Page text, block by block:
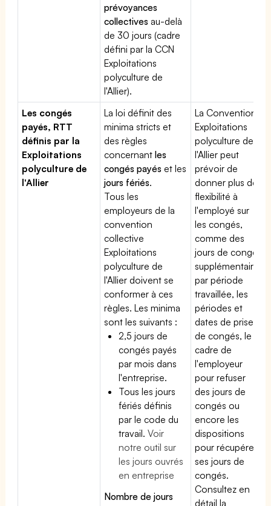
prévoyances
collectives au-delà
de 30 jours (cadre
défini par la CCN
Exploitations
polyculture de
l'Allier).
Les congés
payés, RTT
définis par la
Exploitations
polyculture de
l'Allier
La loi définit des
minima stricts et
des règles
concernantles
congés payés et les
jours fériés.
Tous les
employeurs de la
convention
collective
Exploitations
polyculture de
l'Allier doivent se
conformer à ces
règles. Les minima
sont les suivants :
2,5 jours de
congés payés
par mois dans
l'entreprise.
Tous les jours
fériés définis
par le code du
travail.Voir
notre outil sur
les jours ouvrés
en entreprise
Nombre de jours
La Convention
Exploitations
polyculture de
l'Allier peut
prévoir de
donner plus de
flexibilité à
l'employé sur
les congés,
comme des
jours de congé
supplémentaires
par période
travaillée, les
périodes et
dates de prise
de congés, le
cadre de
l'employeur
pour refuser
des jours de
congés ou
encore les
dispositions
pour récupérer
ses jours de
congés.
Consultez en
détail la